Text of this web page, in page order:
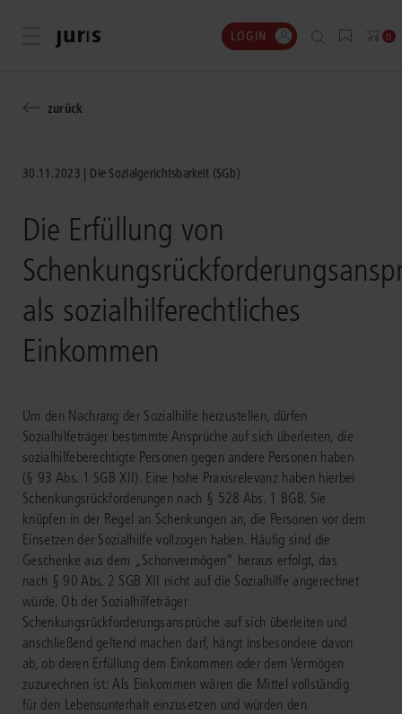
Menü öffnen LOGIN 0
zurück
30.11.2023 Die Sozialgerichtsbarkeit (SGb)
Die Erfüllung von
als sozialhilferechtliches
Einkommen
Um den Nachrang der Sozialhilfe herzustellen, dürfen
Sozialhilfeträger bestimmte Ansprüche auf sich überleiten, die
sozialhilfeberechtigte Personen gegen andere Personen haben
(§ 93 Abs. 1 SGB XII). Eine hohe Praxisrelevanz haben hierbei
Schenkungsrückforderungen nach § 528 Abs. 1 BGB. Sie
knüpfen in der Regel an Schenkungen an, die Personen vor dem
Einsetzen der Sozialhilfe vollzogen haben. Häufig sind die
Geschenke aus dem „Schonvermögen“ heraus erfolgt, das
nach § 90 Abs. 2 SGB XII nicht auf die Sozialhilfe angerechnet
würde. Ob der Sozialhilfeträger
Schenkungsrückforderungsansprüche auf sich überleiten und
anschließend geltend machen darf, hängt insbesondere davon
ab, ob deren Erfüllung dem Einkommen oder dem Vermögen
zuzurechnen ist: Als Einkommen wären die Mittel vollständig
für den Lebensunterhalt einzusetzen und würden den